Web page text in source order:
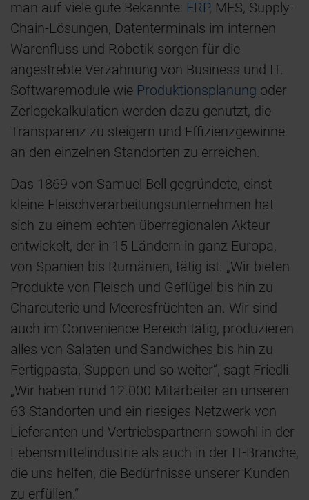
man auf viele gute Bekannte: ERP, MES, Supply-
Chain-Lösungen, Datenterminals im internen
Warenfluss und Robotik sorgen für die
angestrebte Verzahnung von Business und IT.
Softwaremodule wie Produktionsplanung oder
Zerlegekalkulation werden dazu genutzt, die
Transparenz zu steigern und Effizienzgewinne
an den einzelnen Standorten zu erreichen.
Das 1869 von Samuel Bell gegründete, einst
kleine Fleischverarbeitungsunternehmen hat
sich zu einem echten überregionalen Akteur
entwickelt, der in 15 Ländern in ganz Europa,
von Spanien bis Rumänien, tätig ist. „Wir bieten
Produkte von Fleisch und Geflügel bis hin zu
Charcuterie und Meeresfrüchten an. Wir sind
auch im Convenience-Bereich tätig, produzieren
alles von Salaten und Sandwiches bis hin zu
Fertigpasta, Suppen und so weiter“, sagt Friedli.
„Wir haben rund 12.000 Mitarbeiter an unseren
63 Standorten und ein riesiges Netzwerk von
Lieferanten und Vertriebspartnern sowohl in der
Lebensmittelindustrie als auch in der IT-Branche,
die uns helfen, die Bedürfnisse unserer Kunden
zu erfüllen.“